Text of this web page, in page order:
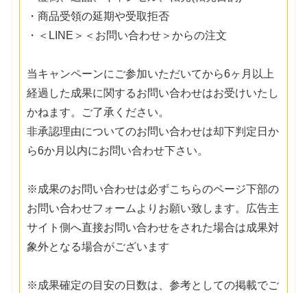
・商品受領の延期や受取拒否
・＜LINE＞＜お問い合わせ＞からの注文
当キャンペーンにご参加いただいてから6ヶ月以上
経過した成果に関するお問い合わせはお受けいたし
かねます。ご了承ください。
非承認理由についてのお問い合わせは却下判定日か
ら6か月以内にお問い合わせ下さい。
※成果のお問い合わせは必ずこちらのページ下部の
お問い合わせフォームよりお願い致します。広告主
サイト側へ直接お問い合わせをされた場合は成果対
象外となる場合がございます
※成果確定の目安の日数は、参考としての掲載でご